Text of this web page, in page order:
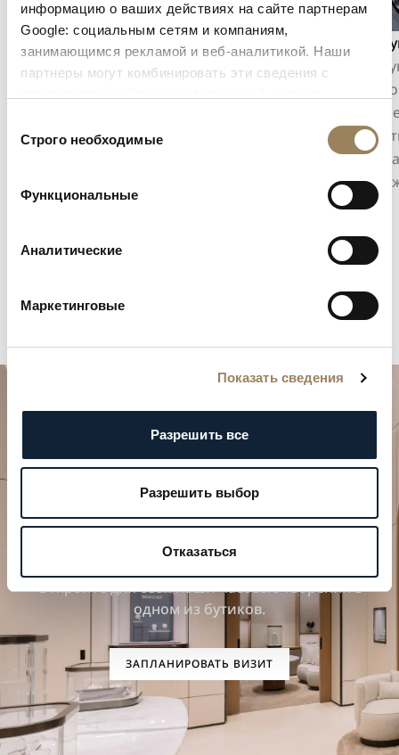
информацию о ваших действиях на сайте партнерам
Google: социальным сетям и компаниям,
занимающимся рекламой и веб-аналитикой. Наши
партнеры могут комбинировать эти сведения с
вами их сервисов.
согласия
Строго необходимые
Функциональные
Аналитические
Маркетинговые
Показать сведения
Разрешить все
Разрешить выбор
Отказаться
Индикация секунд
Индикация секунд позволяет точно
она может принимать форму центральной
архитектуру циферблата.
Фаза
Фаза
Спланируйте свой особенный
момент
Откройте для себя наши часовые творения в
одном из бутиков.
ЗАПЛАНИРОВАТЬ ВИЗИТ